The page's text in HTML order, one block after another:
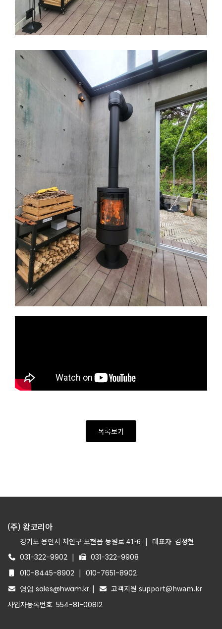
목록보기
(주) 왐코리아
경기도 용인시 처인구 모현읍 능원로 41-6 | 대표자 김정현
031-322-9902 |
031-322-9908
010-8445-8902 | 010-7651-8902
영업 sales@hwam.kr |
고객지원 support@hwam.kr
사업자등록번호 554-81-00812